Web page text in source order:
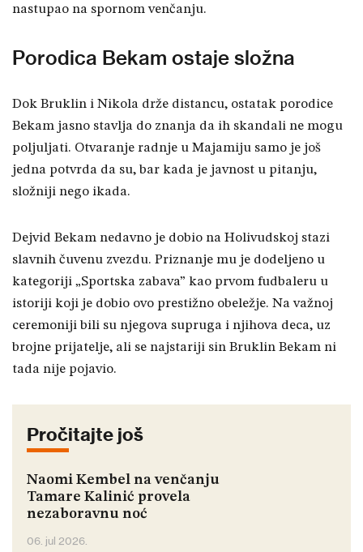
nastupao na spornom venčanju.
Porodica Bekam ostaje složna
Dok Bruklin i Nikola drže distancu, ostatak porodice
Bekam jasno stavlja do znanja da ih skandali ne mogu
poljuljati. Otvaranje radnje u Majamiju samo je još
jedna potvrda da su, bar kada je javnost u pitanju,
složniji nego ikada.
Dejvid Bekam nedavno je dobio na Holivudskoj stazi
slavnih čuvenu zvezdu. Priznanje mu je dodeljeno u
kategoriji „Sportska zabava” kao prvom fudbaleru u
istoriji koji je dobio ovo prestižno obeležje. Na važnoj
ceremoniji bili su njegova supruga i njihova deca, uz
brojne prijatelje, ali se najstariji sin Bruklin Bekam ni
tada nije pojavio.
Pročitajte još
Naomi Kembel na venčanju
Tamare Kalinić provela
nezaboravnu noć
06. jul 2026.